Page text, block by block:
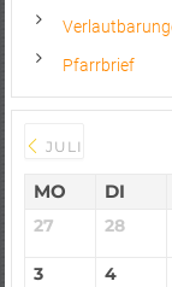
Pfarrbrief
JULI
MO DI
27 28
3 4